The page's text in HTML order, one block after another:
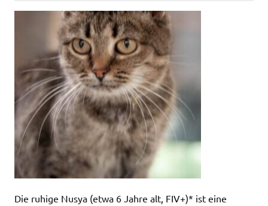
Die ruhige Nusya (etwa 6 Jahre alt, FIV+)* ist eine